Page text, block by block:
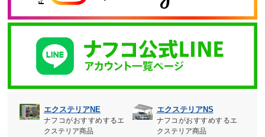
エクステリアNE
ナフコがおすすめするエ
クステリア商品
エクステリアNS
ナフコがおすすめするエ
クステリア商品